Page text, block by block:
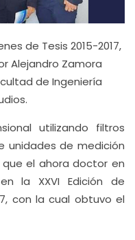
de Tesis 2015-2017,
Alejandro Zamora
de Ingeniería
utilizando filtros
unidades de medición
el ahora doctor en
la XXVI Edición de
con la cual obtuvo el